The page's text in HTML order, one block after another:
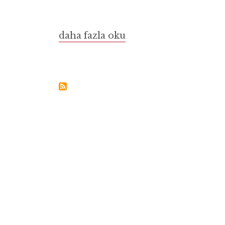
Yağmalanan
İskit
daha fazla oku